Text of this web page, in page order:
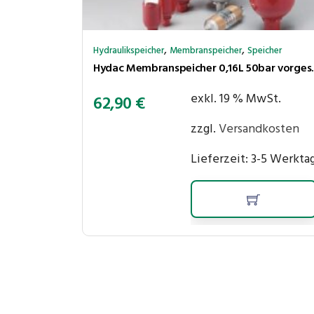
Hydraulikspeicher, Membranspeicher,Speicher
Hydac
62,90€
exkl. 19 % MwSt.
zzgl.Versandkosten
Lieferzeit:3-5